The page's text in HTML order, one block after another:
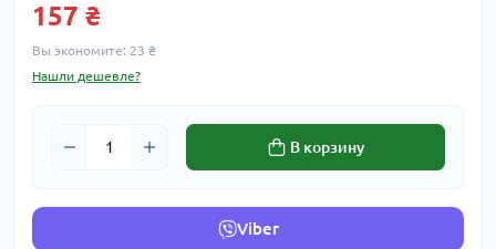
157 ₴
Вы экономите: 23 ₴
Нашли дешевле?
В корзину
Viber